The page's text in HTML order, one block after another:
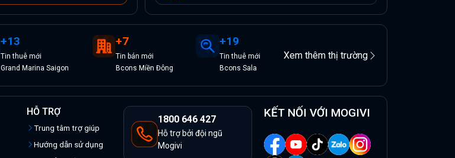
+13
Tinthuê mới
Grand Marina Saigon
+7
Tin bán mới
Bcons Miền Đông
+19
Tinthuê mới
Bcons Sala
Xem thêm thị trường
HỖ TRỢ
Trung tâm trợ giúp
Hướng dẫn sử dụng
1800 646 427
Hỗ trợ bởi đội ngũ
Mogivi
KẾT NỐI VỚI MOGIVI